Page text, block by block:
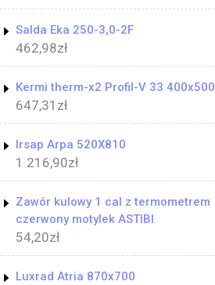
Salda Eka 250-3,0-2F
462,98zł
Kermi therm-x2 Profil-V 33 400x500
647,31 zł
Irsap Arpa 520X810
1 216,90zł
Zawór kulowy 1 cal z termometrem
czerwony motylek ASTIBI
54,20zł
Luxrad Atria 870x700